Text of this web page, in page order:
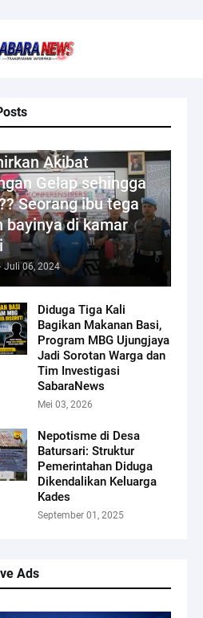
Akibat
Gelap sehingga
Seorang ibu tega
bayinya di kamar
Juli 06, 2024
Diduga Tiga Kali
Bagikan Makanan Basi,
Program MBG Ujungjaya
Jadi Sorotan Warga dan
Tim Investigasi
SabaraNews
Mei 03, 2026
Nepotisme di Desa
Batursari: Struktur
Pemerintahan Diduga
Dikendalikan Keluarga
Kades
September 01, 2025
Ads